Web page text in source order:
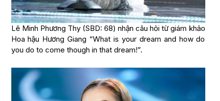
Lê Minh Phương Thy (SBD: 68) nhận câu hỏi từ giám khảo
Hoa hậu Hương Giang “What is your dream and how do
you do to come though in that dream!”.